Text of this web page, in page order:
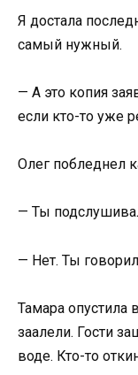
Я достала
самый нужный.
— А это копия
если кто-то уже
Олег побледнел
— Ты
— Нет. Ты
Тамара опустила
заалели. Гости
воде. Кто-то